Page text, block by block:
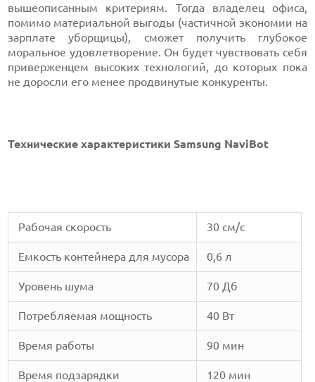
вышеописанным критериям. Тогда владелец офиса,
помимо материальной выгоды (частичной экономии на
зарплате уборщицы), сможет получить глубокое
моральное удовлетворение. Он будет чувствовать себя
приверженцем высоких технологий, до которых пока
не доросли его менее продвинутые конкуренты.
Технические характеристики Samsung NaviBot
Рабочая скорость 30 см/с
Емкость контейнера для мусора 0,6 л
Уровень шума 70 Дб
Потребляемая мощность 40 Вт
Время работы 90 мин
Время подзарядки 120 мин